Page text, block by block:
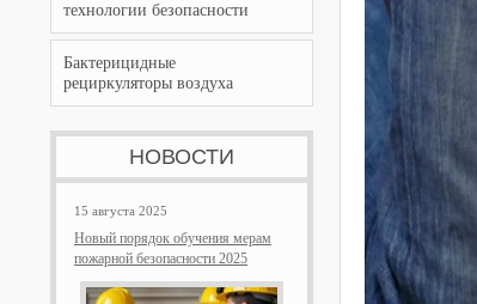
технологии безопасности
Бактерицидные
рециркуляторы воздуха
НОВОСТИ
15 августа 2025
Новый порядок обучения мерам
пожарной безопасности 2025